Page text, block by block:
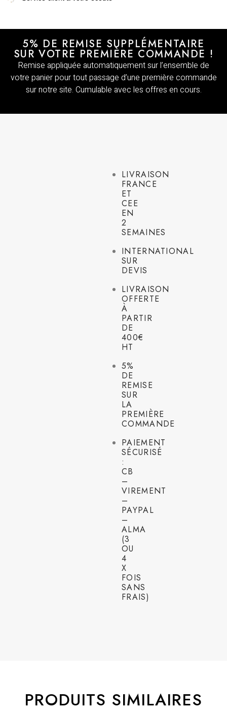
5% DE REMISE SUPPLÉMENTAIRE
SUR VOTRE PREMIÈRE COMMANDE !
Remise appliquée automatiquement sur l’ensemble de
votre panier pour tout passage d’une première commande
sur notre site. Cumulable avec les offres en cours.
LIVRAISON
FRANCE
ET
CEE
EN
2
SEMAINES
INTERNATIONAL
SUR
DEVIS
LIVRAISON
OFFERTE
À
PARTIR
DE
400€
HT
5%
DE
REMISE
SUR
LA
PREMIÈRE
COMMANDE
PAIEMENT
SÉCURISÉ
:
CB
–
VIREMENT
–
PAYPAL
–
ALMA
(3
OU
4
X
FOIS
SANS
FRAIS)
PRODUITS SIMILAIRES